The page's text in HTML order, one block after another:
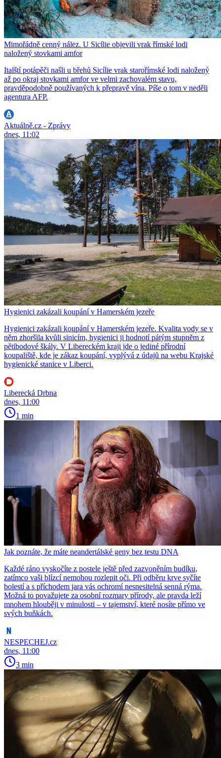
Mimořádně cenný nález. U Sicílie objevili vrak římské lodi
naložený stovkami amfor
Italští potápěči našli u břehů Sicílie vrak starořímské lodi naložený
až po okraj stovkami amfor ve velmi zachovalém stavu,
pravděpodobně používaných k přepravě vína. Píše o tom v neděli
agentura AFP.
Aktuálně.cz - Zprávy
dnes, 11:02
Hygienici zakázali koupání v Hamerském jezeře
Hygienici zakázali koupání v Hamerském jezeře. Kvalita vody se v
něm zhoršila kvůli sinicím, hygienici ji hodnotí pátým stupněm z
pětibodové škály. V Libereckém kraji jde o jediné přírodní
koupaliště, kde je zákaz koupání, vyplývá z údajů na webu Krajské
hygienické stanice v Liberci.
Liberecká Drbna
dnes, 11:00
1 min
Jak poznáte, že máte neandertálské geny bez testu DNA
Každé ráno vyskočíte z postele ještě před zazvoněním budíku,
zatímco vaši blízcí nemohou rozlepit oči. Při odběru krve syčíte
bolestí a s příchodem jara vás ochromí nesnesitelná senná rýma.
Možná to považujete za osobní rozmary přírody, ale pravda leží
mnohem hlouběji v minulosti – v tajemství, které nosíte přímo ve
svých buňkách.
NESPECHEJ.cz
dnes, 11:00
3 min